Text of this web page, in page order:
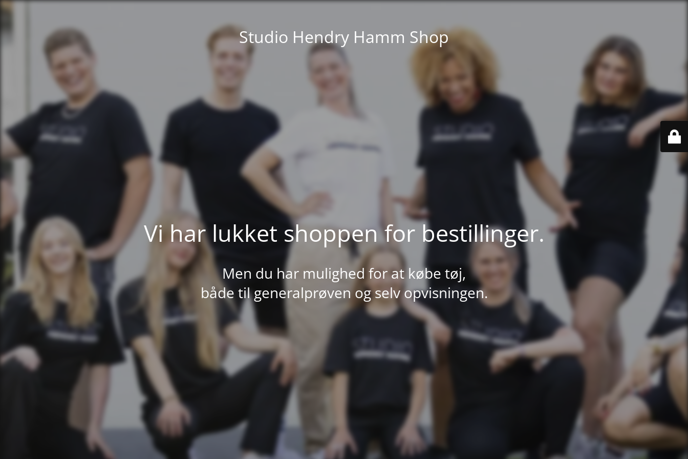
Studio Hendry Hamm Shop
Vi har lukket shoppen for bestillinger.
Men du har mulighed for at købe tøj,
både til generalprøven og selv opvisningen.